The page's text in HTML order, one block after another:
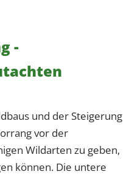
-
und der Steigerung
vor der
Wildarten zu geben,
können. Die untere